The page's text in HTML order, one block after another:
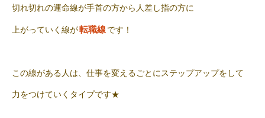
切れ切れの運命線が手首の方から人差し指の方に
上がっていく線が転職線です！
この線がある人は、仕事を変えるごとにステップアップをして
力をつけていくタイプです★